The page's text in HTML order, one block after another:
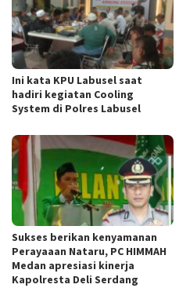
Ini kata KPU Labusel saat
hadiri kegiatan Cooling
System di Polres Labusel
Sukses berikan kenyamanan
Perayaaan Nataru, PC HIMMAH
Medan apresiasi kinerja
Kapolresta Deli Serdang